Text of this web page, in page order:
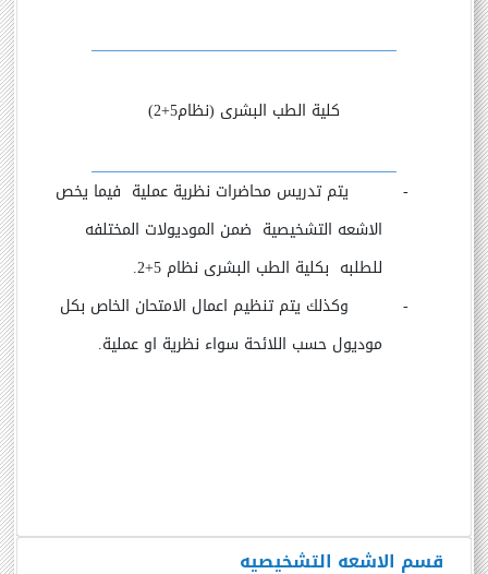
قسم الاشعه التشخيصيه
كلية الطب البشرى (نظام5+2)
-
يتم تدريس محاضرات نظرية عملية فيما يخص
الاشعه التشخيصية ضمن الموديولات المختلفه
للطلبه بكلية الطب البشرى نظام 5+2.
-
وكذلك يتم تنظيم اعمال الامتحان الخاص بكل
موديول حسب اللائحة سواء نظرية او عملية.